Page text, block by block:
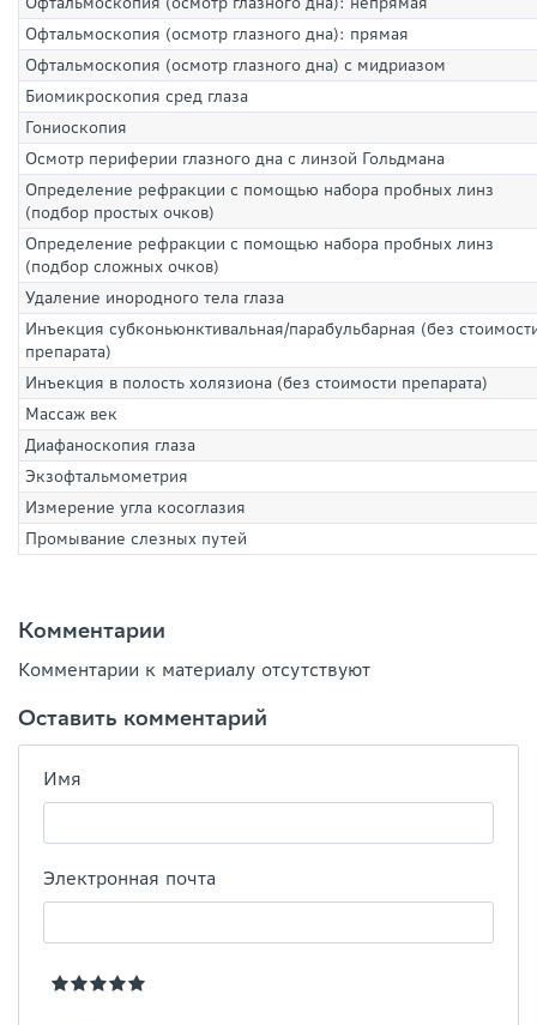
Офтальмоскопия (осмотр глазного дна): прямая
Офтальмоскопия (осмотр глазного дна) с мидриазом
Биомикроскопия сред глаза
Гониоскопия
Осмотр периферии глазного дна с линзой Гольдмана
Определение рефракции с помощью набора пробных линз
(подбор простых очков)
Определение рефракции с помощью набора пробных линз
(подбор сложных очков)
Удаление инородного тела глаза
Инъекция субконьюнктивальная/парабульбарная (без
препарата)
Инъекция в полость холязиона (без стоимости препарата)
Массаж век
Диафаноскопия глаза
Экзофтальмометрия
Измерение угла косоглазия
Промывание слезных путей
Комментарии
Комментарии к материалу отсутствуют
Оставить комментарий
Имя
Электронная почта